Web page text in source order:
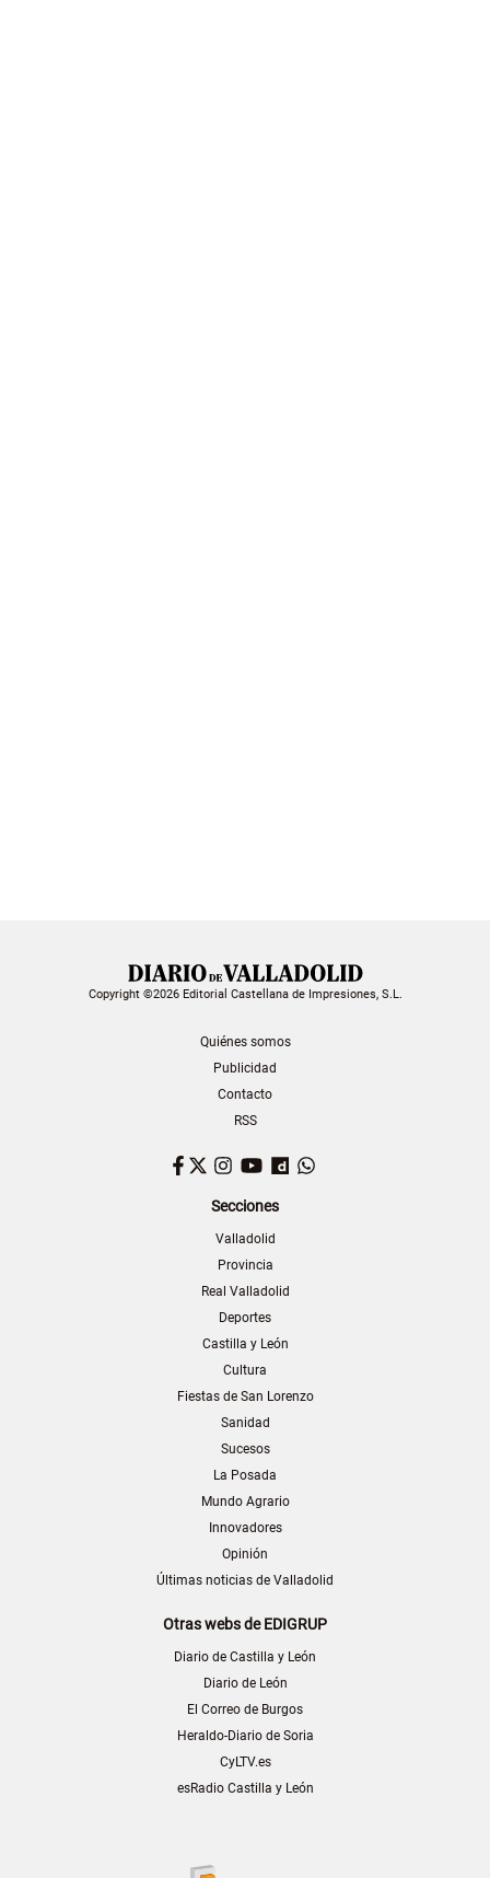
Copyright ©2026 Editorial Castellana de Impresiones, S.L.
Quiénes somos
Publicidad
Contacto
RSS
Facebook
TwitterInstagram
YouTubeDailymotion
Secciones
Valladolid
Provincia
Real Valladolid
Deportes
Castilla y León
Cultura
Fiestas de San Lorenzo
Sanidad
Sucesos
La Posada
Mundo Agrario
Innovadores
Opinión
Últimas noticias de Valladolid
Otras webs de EDIGRUP
Diario de Castilla y León
Diario de León
El Correo de Burgos
Heraldo-Diario de Soria
CyLTV.es
esRadio Castilla y León